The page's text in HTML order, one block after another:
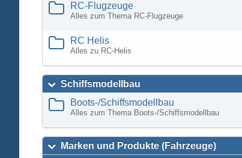
RC-Flugzeuge
Alles zum Thema RC-Flugzeuge
RC Helis
Alles zu RC-Helis
Schiffsmodellbau
Boots-/Schiffsmodellbau
Alles zum Thema Boots-/Schiffsmodellbau
Marken und Produkte (Fahrzeuge)